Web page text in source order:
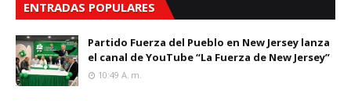
ENTRADAS POPULARES
Partido Fuerza del Pueblo en New Jersey lanza
el canal de YouTube “La Fuerza de New Jersey”
10:49 A. M.